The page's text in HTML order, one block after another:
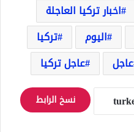
اخبار تركيا العاجلة
اليوم
تركيا
عاجل عاجل تركيا
نسخ الرابط